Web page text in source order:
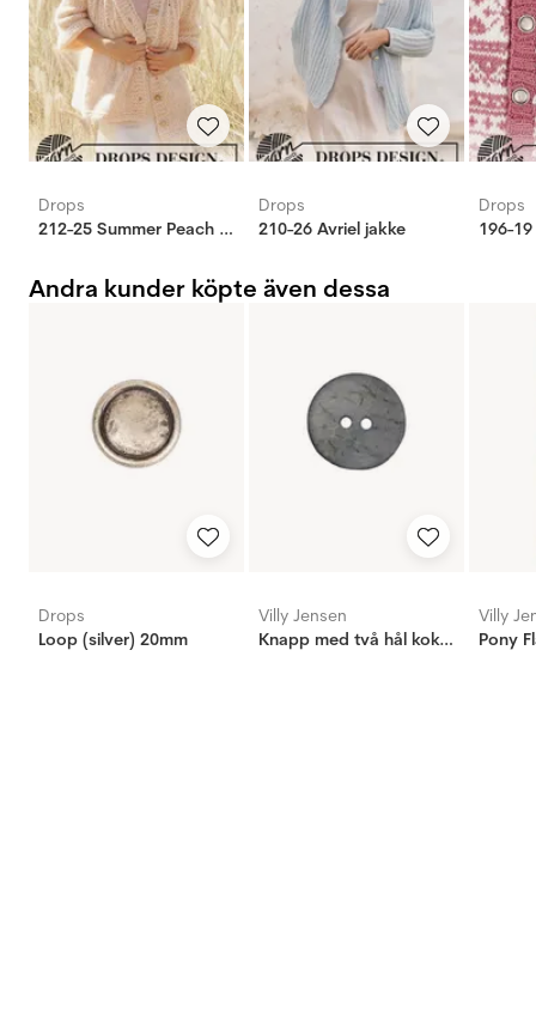
Drops
212-25 Summer Peach jakke
Drops
210-26 Avriel jakke
Drops
196-
Andra kunder köpte även dessa
Drops
Loop (silver) 20mm
Villy Jensen
Knapp med två hål kokos ljus blå, 20mm
Villy
Pony